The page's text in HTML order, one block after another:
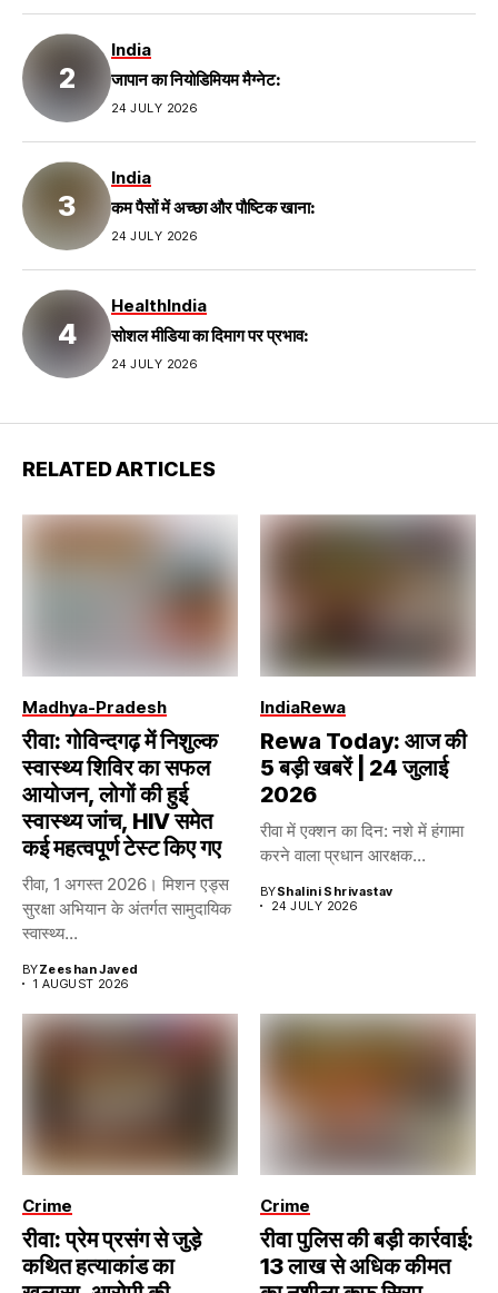
India
जापान का नियोडिमियम मैग्नेट:
24 JULY 2026
India
कम पैसों में अच्छा और पौष्टिक खाना:
24 JULY 2026
HealthIndia
सोशल मीडिया का दिमाग पर प्रभाव:
24 JULY 2026
RELATED ARTICLES
Madhya-Pradesh
रीवा: गोविन्दगढ़ में निशुल्क
स्वास्थ्य शिविर का सफल
आयोजन, लोगों की हुई
स्वास्थ्य जांच, HIV समेत
कई महत्वपूर्ण टेस्ट किए गए
रीवा, 1 अगस्त 2026। मिशन एड्स
सुरक्षा अभियान के अंतर्गत सामुदायिक
स्वास्थ्य...
BYZeeshan Javed
1 AUGUST 2026
IndiaRewa
Rewa Today: आज की
5 बड़ी खबरें | 24 जुलाई
2026
रीवा में एक्शन का दिन: नशे में हंगामा
करने वाला प्रधान आरक्षक...
BYShalini Shrivastav
24 JULY 2026
Crime
रीवा: प्रेम प्रसंग से जुड़े
कथित हत्याकांड का
Crime
रीवा पुलिस की बड़ी कार्रवाई:
13 लाख से अधिक कीमत